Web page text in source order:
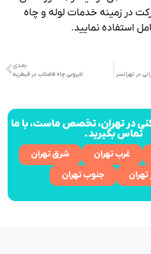
در زمینه خدمات لوله و چاه
استفاده نمایید.
در تهرانسر
بعدی
لایروبی چاه فاضلاب در قیطریه
در تهران، تخصص ماست، با ما
تماس بگیرید.
غرب تهران
شرق تهران
تهران
جنوب تهران